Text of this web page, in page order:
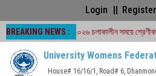
Login Register
BREAKING NEWS :
পরীক্ষা -২০২৬ চলাকালীন সময়ে শ্রেণীকার্যক্রম বন্ধ
University Womens
House# 16/16/1, Road# 6,